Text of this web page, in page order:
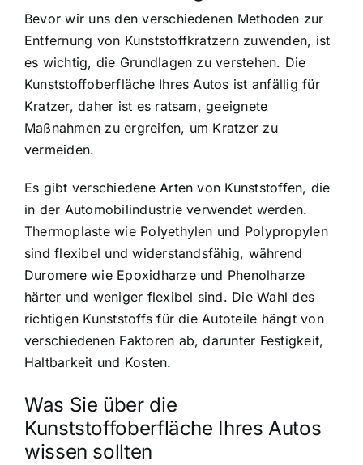
Bevor wir uns den verschiedenen Methoden zur
Entfernung von Kunststoffkratzern zuwenden, ist
es wichtig, die Grundlagen zu verstehen. Die
Kunststoffoberfläche Ihres Autos ist anfällig für
Kratzer, daher ist es ratsam, geeignete
Maßnahmen zu ergreifen, um Kratzer zu
vermeiden.
Es gibt verschiedene Arten von Kunststoffen, die
in der Automobilindustrie verwendet werden.
Thermoplaste wie Polyethylen und Polypropylen
sind flexibel und widerstandsfähig, während
Duromere wie Epoxidharze und Phenolharze
härter und weniger flexibel sind. Die Wahl des
richtigen Kunststoffs für die Autoteile hängt von
verschiedenen Faktoren ab, darunter Festigkeit,
Haltbarkeit und Kosten.
Was Sie über die
Kunststoffoberfläche Ihres Autos
wissen sollten